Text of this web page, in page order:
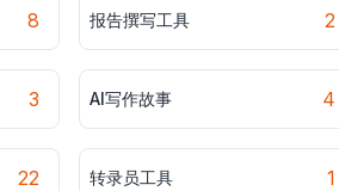
8 报告撰写工具 2
3 AI写作故事 4
22 转录员工具 1